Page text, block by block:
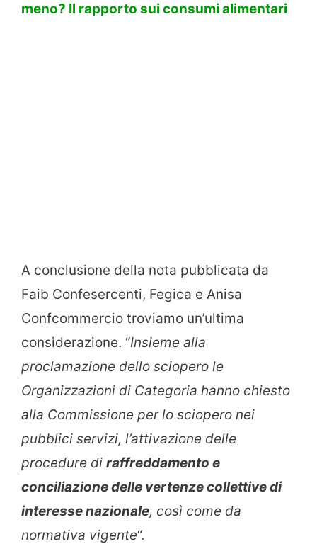
meno? Il rapporto sui consumi alimentari
A conclusione della nota pubblicata da
Faib Confesercenti, Fegica e Anisa
Confcommercio troviamo un’ultima
considerazione. “Insieme alla
proclamazione dello sciopero le
Organizzazioni di Categoria hanno chiesto
alla Commissione per lo sciopero nei
pubblici servizi, l’attivazione delle
procedure di raffreddamento e
conciliazione delle vertenze collettive di
interesse nazionale, così come da
normativa vigente“.